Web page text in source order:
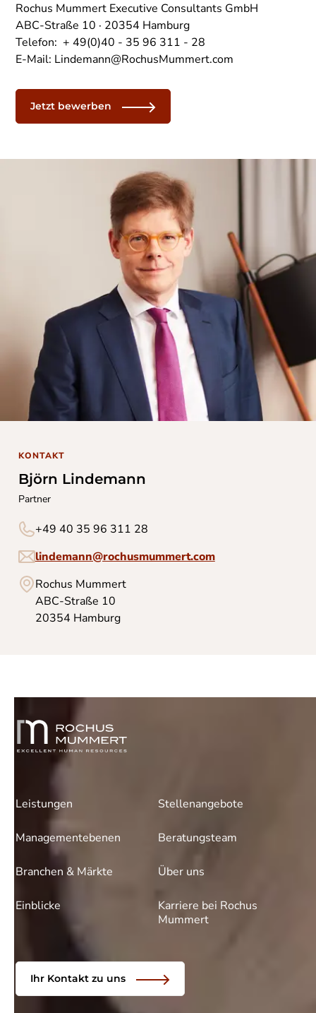
Rochus Mummert Executive Consultants GmbH
ABC-Straße 10 · 20354 Hamburg
Telefon: + 49(0)40 - 35 96 311 - 28
E-Mail: Lindemann@RochusMummert.com
Jetzt bewerben
KONTAKT
Björn Lindemann
Partner
+49 40 35 96 311 28
lindemann@rochusmummert.com
Rochus Mummert
ABC-Straße 10
20354 Hamburg
Leistungen Stellenangebote
Managementebenen Beratungsteam
Branchen & Märkte Über uns
Einblicke
Karriere bei Rochus
Mummert
Ihr Kontakt zu uns